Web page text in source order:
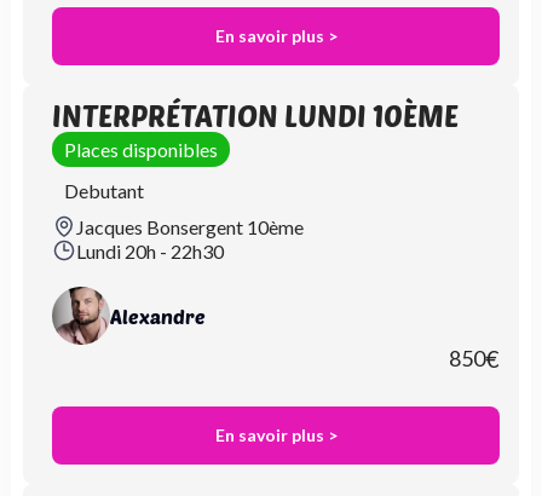
En savoir plus >
INTERPRÉTATION LUNDI 10ÈME
Places disponibles
Debutant
Jacques Bonsergent 10ème
Lundi 20h - 22h30
Alexandre
850€
En savoir plus >